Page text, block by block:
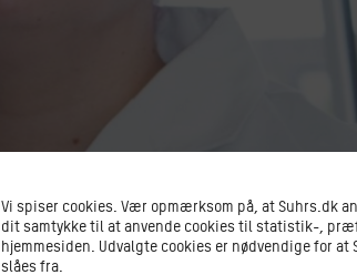
Vi spiser cookies. Vær opmærksom på, at Suhrs.dk
dit samtykke til at anvende cookies til statistik-,
hjemmesiden. Udvalgte cookies er nødvendige for
slåes fra.